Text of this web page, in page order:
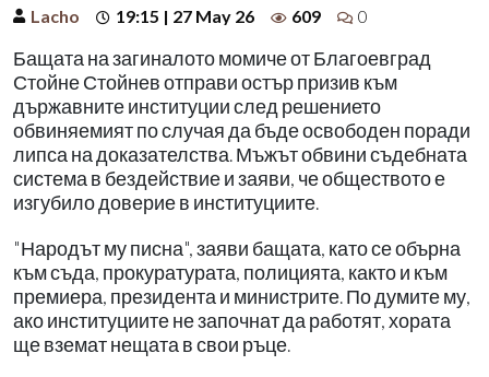
Lacho 19:15 | 27 May 26 609 0
Бащата на загиналото момиче от Благоевград
Стойне Стойнев отправи остър призив към
държавните институции след решението
обвиняемият по случая да бъде освободен поради
липса на доказателства. Мъжът обвини съдебната
система в бездействие и заяви, че обществото е
изгубило доверие в институциите.
"Народът му писна", заяви бащата, като се обърна
към съда, прокуратурата, полицията, както и към
премиера, президента и министрите. По думите му,
ако институциите не започнат да работят, хората
ще вземат нещата в свои ръце.